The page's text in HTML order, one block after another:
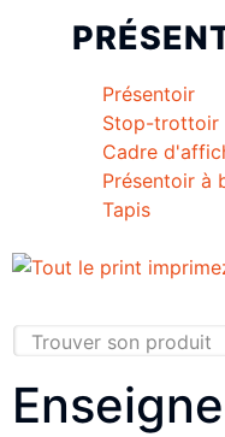
Présentoir
Stop-trottoir
Cadre
Présentoir à
Tapis